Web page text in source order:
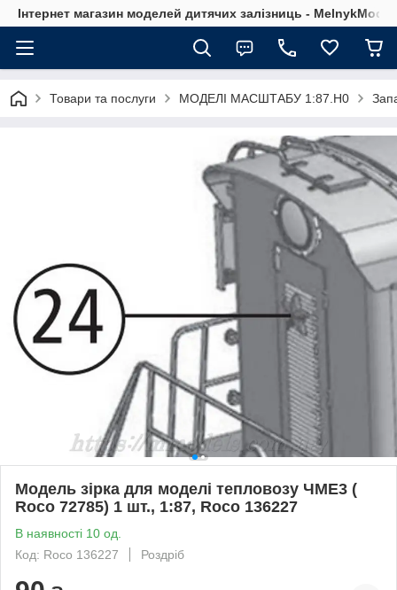
Інтернет магазин моделей дитячих залізниць -
Товари та послуги МОДЕЛІ МАСШТАБУ 1:87.H0
Модель зiрка для моделі тепловозу ЧМЕ3 (
Roco 72785) 1 шт., 1:87, Roco 136227
В наявності 10 од.
Код: Roco 136227
Роздріб